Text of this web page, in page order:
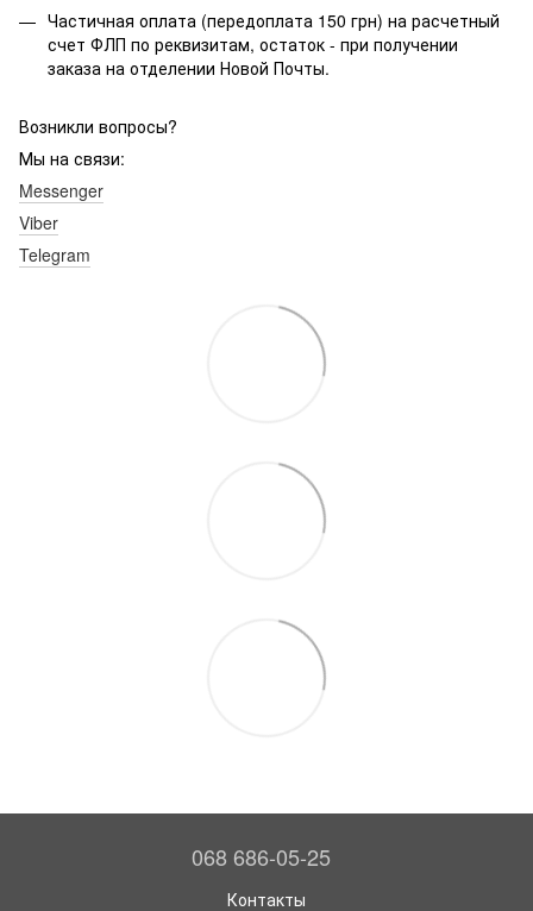
Частичная оплата (передоплата 150 грн) на расчетный
счет ФЛП по реквизитам, остаток - при получении
заказа на отделении Новой Почты.
Возникли вопросы?
Мы на связи:
Messenger
Viber
Telegram
068 686-05-25
Контакты